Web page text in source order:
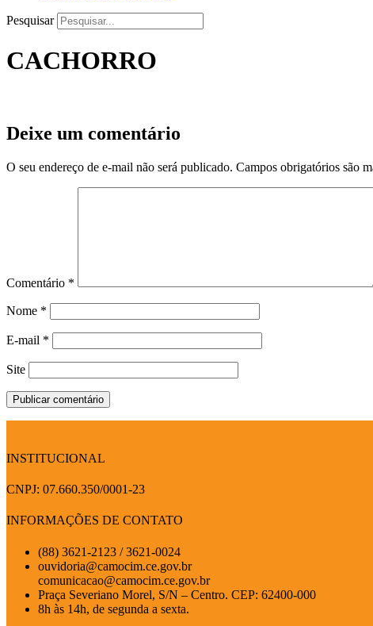
Pesquisar
CACHORRO
Deixe um comentário
O seu endereço de e-mail não será publicado. Campos obrigatórios são
Comentário *
Nome *
E-mail *
Site
INSTITUCIONAL
CNPJ: 07.660.350/0001-23
INFORMAÇÕES DE CONTATO
(88) 3621-2123 / 3621-0024
ouvidoria@camocim.ce.gov.br
comunicacao@camocim.ce.gov.br
Praça Severiano Morel, S/N – Centro. CEP: 62400-000
8h às 14h, de segunda a sexta.